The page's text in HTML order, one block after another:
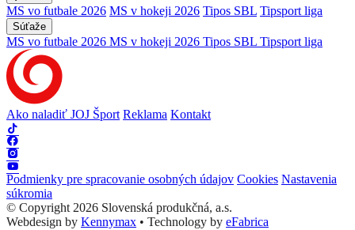
MS vo futbale 2026 MS v hokeji 2026 Tipos SBL Tipsport liga
Súťaže
MS vo futbale 2026 MS v hokeji 2026 Tipos SBL Tipsport liga
Ako naladiť JOJ Šport Reklama Kontakt
Podmienky pre spracovanie osobných údajov Cookies Nastavenia
súkromia
© Copyright 2026 Slovenská produkčná, a.s.
Webdesign by Kennymax • Technology by eFabrica